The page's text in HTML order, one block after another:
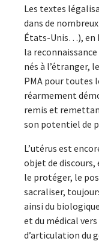
Les textes
dans de
États-Unis…), en
la
nés à l’étranger,
PMA pour toutes
réarmement
remis et
son potentiel de
L’utérus est
objet de
le protéger, le
sacraliser,
ainsi du biologique
et du médical
d’articulation du